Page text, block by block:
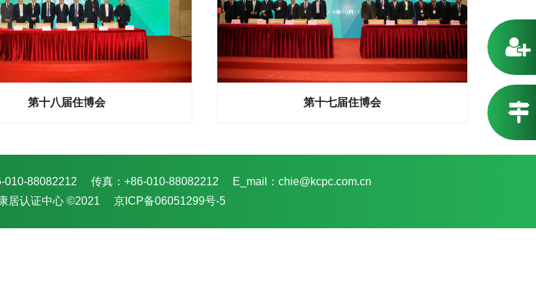
第十八届住博会 第十七届住博会
010-88082212 传真：+86-010-88082212
E_mail：chie@kcpc.com.cn
居认证中心 ©2021
京ICP备06051299号-5